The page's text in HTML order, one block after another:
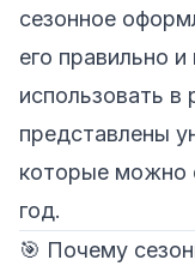
сезонное
его правильно
использовать в
представлены
которые можно
год.
🎯 Почему